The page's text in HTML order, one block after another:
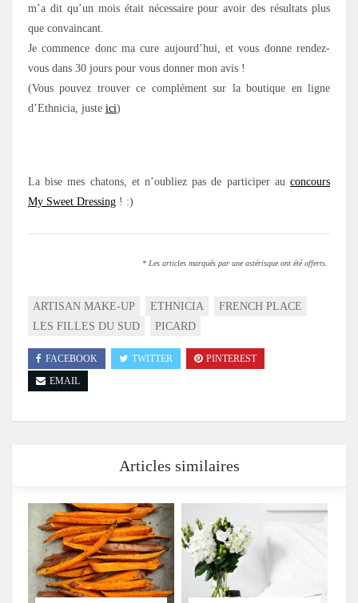
m’a dit qu’un mois était nécessaire pour avoir des résultats plus
que convaincant.
Je commence donc ma cure aujourd’hui, et vous donne rendez-
vous dans 30 jours pour vous donner mon avis !
(Vous pouvez trouver ce complément sur la boutique en ligne
d’Ethnicia, juste ici)
La bise mes chatons, et n’oubliez pas de participer au concours
My Sweet Dressing ! :)
* Les articles marqués par une astérisque ont été offerts.
ARTISAN MAKE-UP ETHNICIA
FRENCH PLACE
LES FILLES DU SUD
PICARD
FACEBOOK TWITTER
PINTEREST
EMAIL
Articles similaires